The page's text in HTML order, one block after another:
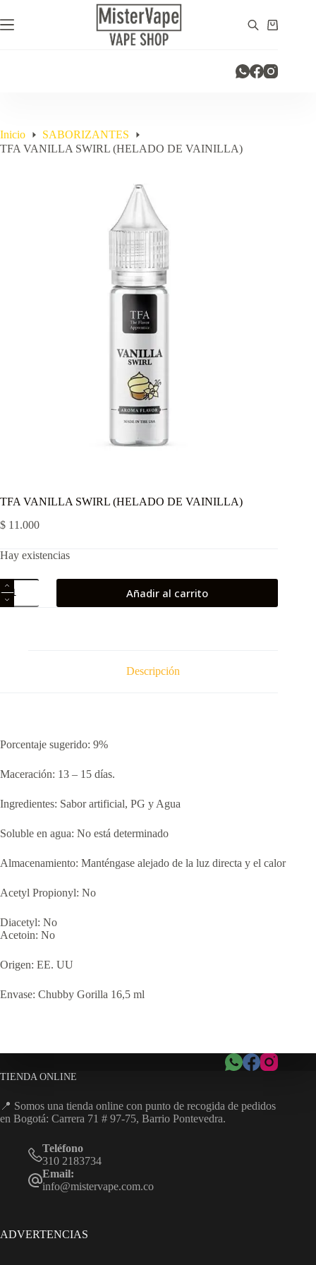
al
contenido
Carro
Inicio
SABORIZANTES
TFA VANILLA SWIRL (HELADO DE VAINILLA)
TFA VANILLA SWIRL (HELADO DE VAINILLA)
$ 11.000
Hay existencias
TFA
VANILLA
SWIRL
Añadir al carrito
Descripción
Porcentaje sugerido: 9%
Maceración: 13 – 15 días.
Ingredientes: Sabor artificial, PG y Agua
Soluble en agua: No está determinado
Almacenamiento: Manténgase alejado de la luz directa y el calor
Acetyl Propionyl: No
Diacetyl: No
Acetoin: No
Origen: EE. UU
Envase: Chubby Gorilla 16,5 ml
TIENDA ONLINE
📍 Somos una tienda online con punto de recogida de pedidos
en Bogotá: Carrera 71 # 97-75, Barrio Pontevedra.
Teléfono
310 2183734
Email:
info@mistervape.com.co
ADVERTENCIAS